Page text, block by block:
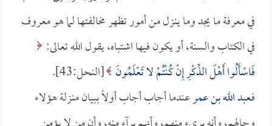
في معرفة ما يجد وما ينزل من أمور تظهر مخالفتها لما هو معروف
في الكتاب والسنة، أو يكون فيها اشتباه، يقول الله تعالى:
فَاسْأَلُوا أَهْلَ الذِّكْرِ إِنْ كُنْتُمْ لا تَعْلَمُونَ [النحل:43].
فـعبد الله بن عمرعندما أجاب أجاب أولاً ببيان منزلة هؤلاء